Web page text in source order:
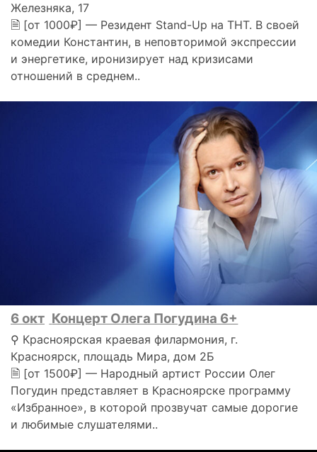
Железняка, 17
🗎 [от 1000₽] — Резидент Stand-Up на ТНТ. В своей
комедии Константин, в неповторимой экспрессии
и энергетике, иронизирует над кризисами
отношений в среднем..
6 окт Концерт Олега Погудина 6+
⚲ Красноярская краевая филармония, г.
Красноярск, площадь Мира, дом 2Б
🗎 [от 1500₽] — Народный артист России Олег
Погудин представляет в Красноярске программу
«Избранное», в которой прозвучат самые дорогие
и любимые слушателями..